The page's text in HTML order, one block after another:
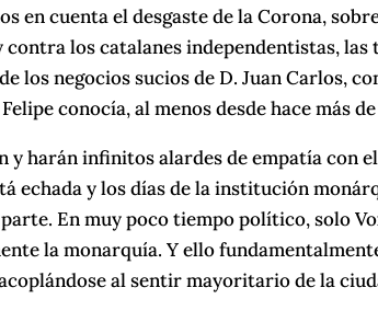
en cuenta el desgaste de la Corona,
los catalanes independentistas,
los negocios sucios de D. Juan Carlos,
conocía, al menos desde hace más
y harán infinitos alardes de empatía con
echada y los días de la institución
En muy poco tiempo político, solo
la monarquía. Y ello
al sentir mayoritario de la